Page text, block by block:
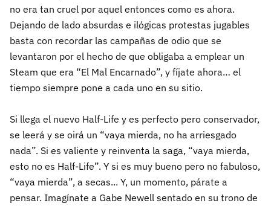
no era tan cruel por aquel entonces como es ahora.
Dejando de lado absurdas e ilógicas protestas jugables
basta con recordar las campañas de odio que se
levantaron por el hecho de que obligaba a emplear un
Steam que era “El Mal Encarnado”, y fíjate ahora… el
tiempo siempre pone a cada uno en su sitio.
Si llega el nuevo Half-Life y es perfecto pero conservador,
se leerá y se oirá un “vaya mierda, no ha arriesgado
nada”. Si es valiente y reinventa la saga, “vaya mierda,
esto no es Half-Life”. Y si es muy bueno pero no fabuloso,
“vaya mierda”, a secas... Y, un momento, párate a
pensar. Imagínate a Gabe Newell sentado en su trono de